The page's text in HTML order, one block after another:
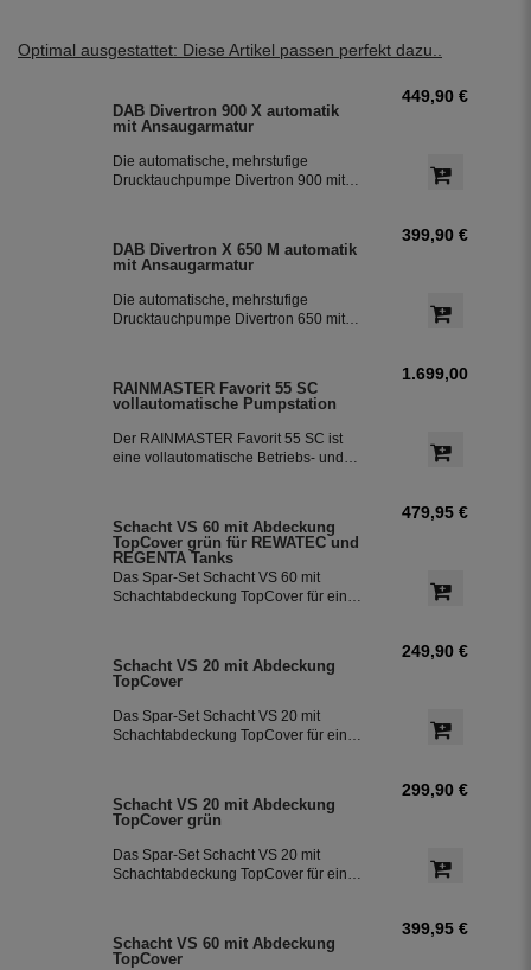
Optimal ausgestattet: Diese Artikel passen perfekt dazu..
DAB Divertron 900 X automatik
mit Ansaugarmatur
Die automatische, mehrstufige
Drucktauchpumpe Divertron 900 mit
dem Regenwasser aus den Zisternen
für die Bewässerung des Garten.
449,90 €
DAB Divertron X 650 M automatik
mit Ansaugarmatur
Die automatische, mehrstufige
Drucktauchpumpe Divertron 650 mit
dem Regenwasser aus den Zisternen
für die Bewässerung des Garten.
399,90 €
RAINMASTER Favorit 55 SC
vollautomatische Pumpstation
Der RAINMASTER Favorit 55 SC ist
eine vollautomatische Betriebs- und
Baustein für die Versorgung von Haus
und Garten mit Regenwasser.
1.699,00 €
Schacht VS 60 mit Abdeckung
TopCover grün für REWATEC und
REGENTA Tanks
Das Spar-Set Schacht VS 60 mit
Schachtabdeckung TopCover für eine
479,95 €
Schacht VS 20 mit Abdeckung
TopCover
Das Spar-Set Schacht VS 20 mit
Schachtabdeckung TopCover für eine
249,90 €
Schacht VS 20 mit Abdeckung
TopCover grün
Das Spar-Set Schacht VS 20 mit
Schachtabdeckung TopCover für eine
299,90 €
Schacht VS 60 mit Abdeckung
TopCover
399,95 €